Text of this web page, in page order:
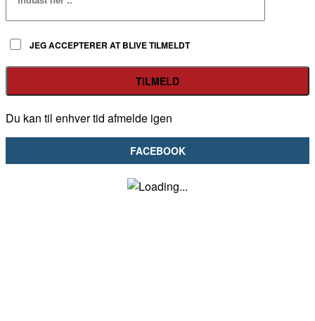
JEG ACCEPTERER AT BLIVE TILMELDT
Du kan til enhver tid afmelde igen
FACEBOOK